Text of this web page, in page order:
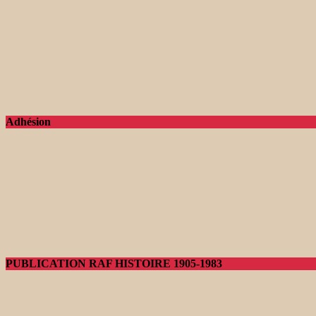
Adhésion
PUBLICATION RAF HISTOIRE 1905-1983